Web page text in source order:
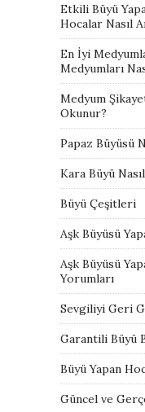
Etkili Büyü
Hocalar Nasıl
En İyi
Medyumları
Medyum
Okunur?
Papaz Büyüsü
Kara Büyü
Büyü Çeşitleri
Aşk Büyüsü
Aşk Büyüsü
Yorumları
Sevgiliyi Geri
Garantili Büyü
Büyü Yapan
Güncel ve